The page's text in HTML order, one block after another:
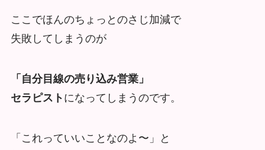
ここでほんのちょっとのさじ加減で
失敗してしまうのが
「自分目線の売り込み営業」
セラピスト になってしまうのです。
「これっていいことなのよ〜」と